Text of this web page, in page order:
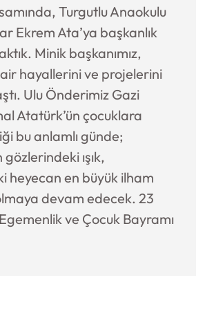
Turgutlu Anaokulu
Ekrem Ata’ya başkanlık
Minik başkanımız,
hayallerini ve projelerini
Ulu Önderimiz Gazi
Atatürk’ün çocuklara
bu anlamlı günde;
gözlerindeki ışık,
heyecan en büyük ilham
devam edecek. 23
ve Çocuk Bayramı